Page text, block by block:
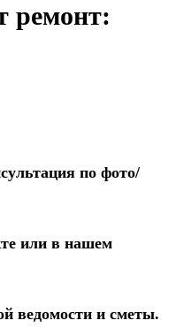
ремонт:
по фото/
или в нашем
ведомости и сметы.